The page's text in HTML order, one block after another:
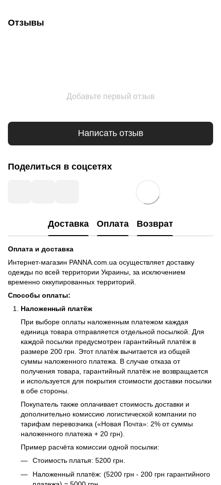
Отзывы
Добавьте первый отзыв
Написать отзыв
Поделиться в соцсетях
Доставка Оплата Возврат
Оплата и доставка
Интернет-магазин PANNA.com.ua осуществляет доставку
одежды по всей территории Украины, за исключением
временно оккупированных территорий.
Способы оплаты:
Наложенный платёж
При выборе оплаты наложенным платежом каждая
единица товара отправляется отдельной посылкой. Для
каждой посылки предусмотрен гарантийный платёж в
размере 200 грн. Этот платёж вычитается из общей
суммы наложенного платежа. В случае отказа от
получения товара, гарантийный платёж не возвращается
и используется для покрытия стоимости доставки посылки
в обе стороны.
Покупатель также оплачивает стоимость доставки и
дополнительно комиссию логистической компании по
тарифам перевозчика («Новая Почта»: 2% от суммы
наложенного платежа + 20 грн).
Пример расчёта комиссии одной посылки:
Стоимость платья: 5200 грн.
Наложенный платёж: (5200 грн - 200 грн гарантийного